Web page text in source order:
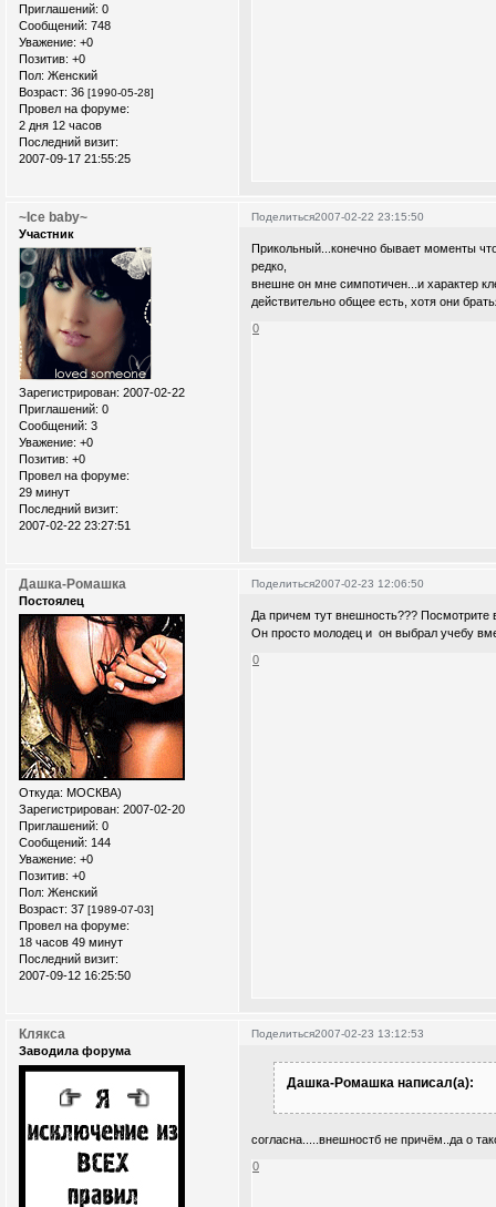
Приглашений: 0
Сообщений: 748
Уважение: +0
Позитив: +0
Пол: Женский
Возраст: 36 [1990-05-28]
Провел на форуме:
2 дня 12 часов
Последний визит:
2007-09-17 21:55:25
Поделиться2007-02-22 23:15:50
~Ice baby~
Участник
Зарегистрирован: 2007-02-22
Приглашений: 0
Сообщений: 3
Уважение: +0
Позитив: +0
Провел на форуме:
29 минут
Последний визит:
2007-02-22 23:27:51
Прикольный...конечно бывает моменты
редко,
внешне он мне симпотичен...и характер
действительно общее есть, хотя они
0
Поделиться2007-02-23 12:06:50
Дашка-Ромашка
Постоялец
Откуда: МОСКВА)
Зарегистрирован: 2007-02-20
Приглашений: 0
Сообщений: 144
Уважение: +0
Позитив: +0
Пол: Женский
Возраст: 37 [1989-07-03]
Провел на форуме:
18 часов 49 минут
Последний визит:
2007-09-12 16:25:50
Да причем тут внешность??? Посмотрите
Он просто молодец и он выбрал учебу
0
Поделиться2007-02-23 13:12:53
Клякса
Заводила форума
Дашка-Ромашка написал(а):
согласна.....внешностб не причём..да о
0